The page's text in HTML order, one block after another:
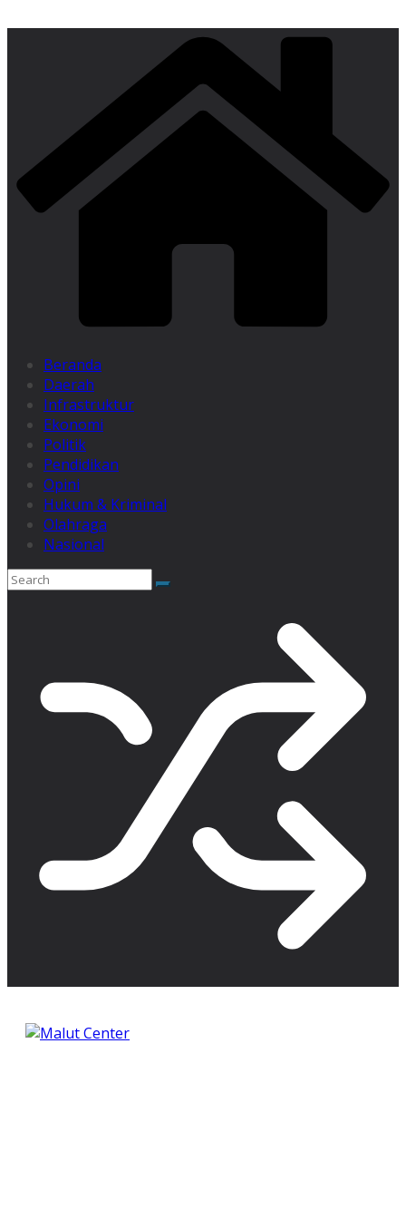
Beranda
Daerah
Infrastruktur
Ekonomi
Politik
Pendidikan
Opini
Hukum & Kriminal
Olahraga
Nasional